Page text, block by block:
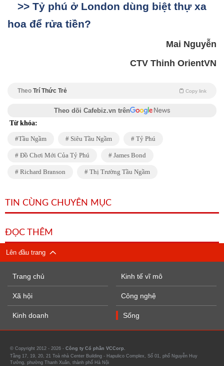
>> Tỷ phú ở London dùng biệt thự xa
hoa để rửa tiền?
Mai Nguyễn
CTV Thinh OrientVN
Theo Trí Thức Trẻ Copy link
Theo dõi Cafebiz.vn trên
Từ khóa:
Tầu Ngầm Siêu Tầu Ngầm Tỷ Phú
Đồ Chơi Mới Của Tỷ Phú James Bond
Richard Branson Thị Trường Tầu Ngầm
TIN CÙNG CHUYÊN MỤC
ĐỌC THÊM
Lên đầu trang
Trang chủ
Xã hội
Kinh doanh
Kinh tế vĩ mô
Công nghệ
Sống
© Copyright 2012 - 2026 - Công ty Cổ phần VCCorp.
Tầng 17, 19, 20, 21 Toà nhà Center Building - Hapulico Complex, Số 01, phố Nguyễn Huy
Tưởng, phường Thanh Xuân, thành phố Hà Nội